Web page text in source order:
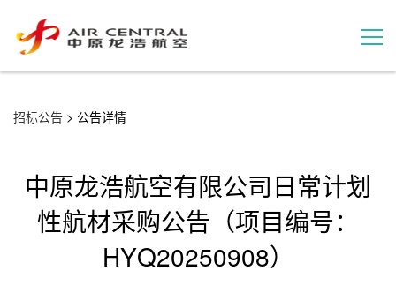
用户案例
招标公告 > 公告详情
中原龙浩航空有限公司日常计划
性航材采购公告（项目编号：
HYQ20250908）